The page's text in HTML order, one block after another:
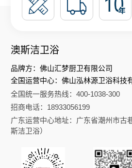
澳斯洁卫浴
品牌方：佛山汇梦厨卫有限公司
全国运营中心：佛山泓林源卫浴科技
全国统一服务热线：400-1038-300
招商电话：18933056199
广东运营中心地址：广东省潮州市古
斯洁卫浴）